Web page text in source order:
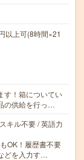
上可(8時間×21
す！箱についてい
の供給を行っ…
キル不要 / 英語力
OK！履歴書不要
どを入力す…